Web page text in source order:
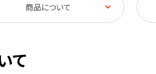
商品について
て